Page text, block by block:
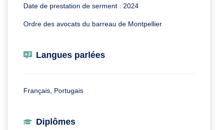
Date de prestation de serment : 2024
Ordre des avocats du barreau de Montpellier
Langues parlées
Français, Portugais
Diplômes